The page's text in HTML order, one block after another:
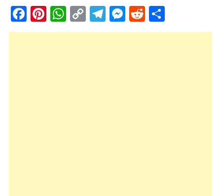
Facebook
Pinterest
WhatsApp
Copy
Link
Telegram
Messenger
Reddit
Share